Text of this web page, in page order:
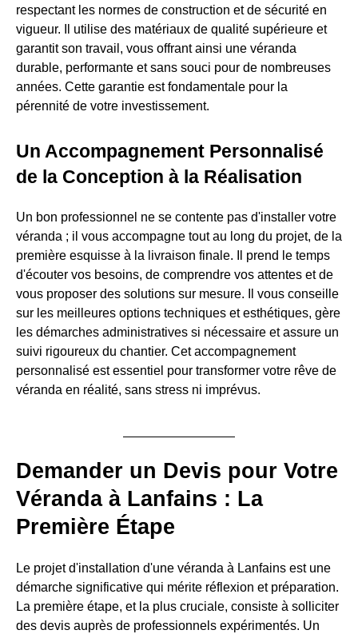
respectant les normes de construction et de sécurité en
vigueur. Il utilise des matériaux de qualité supérieure et
garantit son travail, vous offrant ainsi une véranda
durable, performante et sans souci pour de nombreuses
années. Cette garantie est fondamentale pour la
pérennité de votre investissement.
Un Accompagnement Personnalisé
de la Conception à la Réalisation
Un bon professionnel ne se contente pas d'installer votre
véranda ; il vous accompagne tout au long du projet, de la
première esquisse à la livraison finale. Il prend le temps
d'écouter vos besoins, de comprendre vos attentes et de
vous proposer des solutions sur mesure. Il vous conseille
sur les meilleures options techniques et esthétiques, gère
les démarches administratives si nécessaire et assure un
suivi rigoureux du chantier. Cet accompagnement
personnalisé est essentiel pour transformer votre rêve de
véranda en réalité, sans stress ni imprévus.
Demander un Devis pour Votre
Véranda à Lanfains : La
Première Étape
Le projet d'installation d'une véranda à Lanfains est une
démarche significative qui mérite réflexion et préparation.
La première étape, et la plus cruciale, consiste à solliciter
des devis auprès de professionnels expérimentés. Un